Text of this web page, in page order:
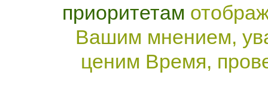
приоритетам
Вашим мнением,
ценим Время,